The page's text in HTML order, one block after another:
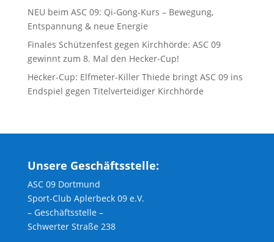
NEU beim ASC 09: Qi-Gong-Kurs – Bewegung,
Entspannung & neue Energie
Finales Schützenfest gegen Kirchhörde: ASC 09
gewinnt zum 8. Mal den Hecker-Cup!
Hecker-Cup: Elfmeter-Killer Thiede bringt ASC 09 ins
Endspiel gegen Titelverteidiger Kirchhörde
Unsere Geschäftsstelle:
ASC 09 Dortmund
Sport-Club Aplerbeck 09 e.V.
– Geschäftsstelle –
Schwerter Straße 238